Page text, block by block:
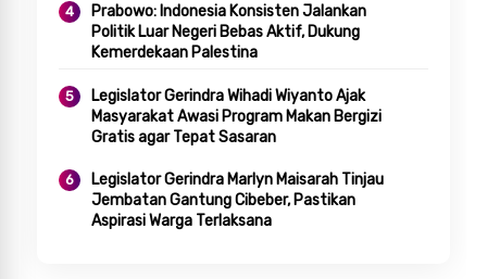
Prabowo: Indonesia Konsisten Jalankan
Politik Luar Negeri Bebas Aktif, Dukung
Kemerdekaan Palestina
Legislator Gerindra Wihadi Wiyanto Ajak
Masyarakat Awasi Program Makan Bergizi
Gratis agar Tepat Sasaran
Legislator Gerindra Marlyn Maisarah Tinjau
Jembatan Gantung Cibeber, Pastikan
Aspirasi Warga Terlaksana